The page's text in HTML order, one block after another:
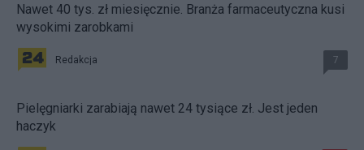
Nawet 40 tys. zł miesięcznie. Branża farmaceutyczna kusi
wysokimi zarobkami
Redakcja 7
Pielęgniarki zarabiają nawet 24 tysiące zł. Jest jeden
haczyk